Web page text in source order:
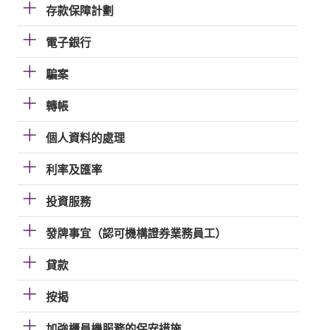
存款保障計劃
電子銀行
騙案
轉帳
個人資料的處理
利率及匯率
投資服務
發牌事宜（認可機構證券業務員工）
貸款
按揭